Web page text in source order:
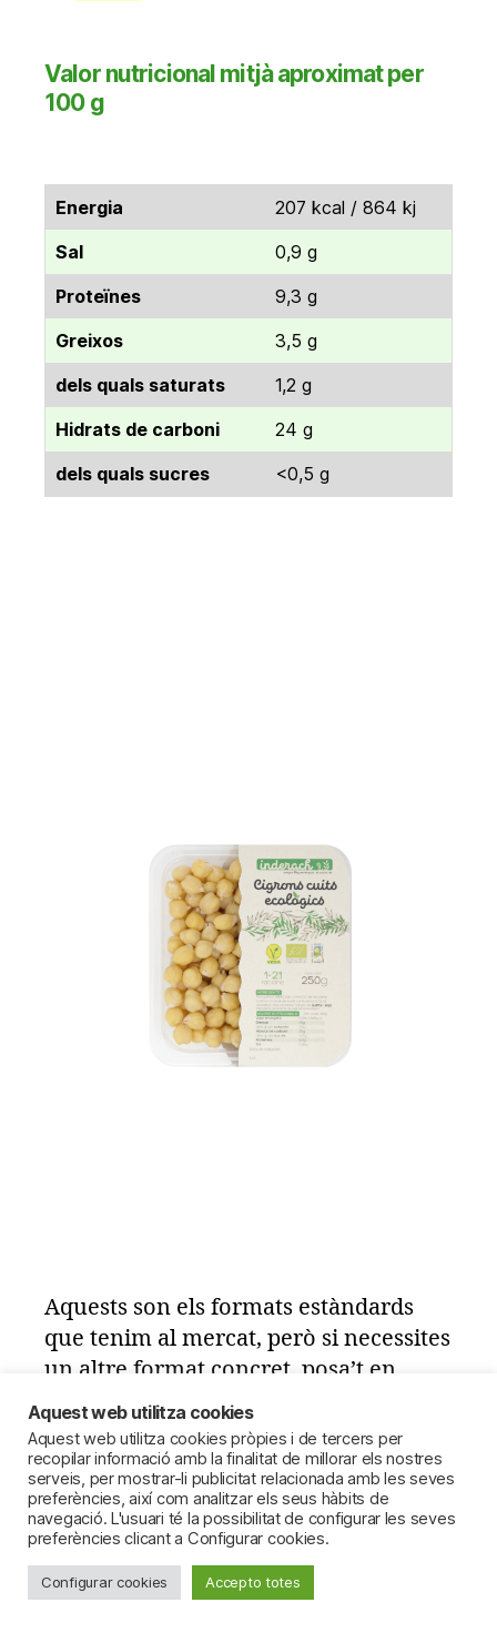
Valor nutricional mitjà aproximat per
100 g
Energia
207 kcal / 864 kj
Sal
0,9 g
Proteïnes
9,3 g
Greixos
3,5 g
dels quals saturats
1,2 g
Hidrats de carboni
24 g
dels quals sucres
<0,5 g
Aquests son els formats estàndards
que tenim al mercat, però si necessites
un altre format concret, posa’t en
contacte amb nosaltres i mirarem de
poder-te’l facilitar.
Formats disponibles
Refrigerats
Unitat
Congelat
Aquest web utilitza cookies
Aquest web utilitza cookies pròpies i de tercers per
recopilar informació amb la finalitat de millorar els nostres
serveis, per mostrar-li publicitat relacionada amb les seves
preferències, així com analitzar els seus hàbits de
navegació. L'usuari té la possibilitat de configurar les seves
preferències clicant a Configurar cookies.
Configurar cookies Accepto totes